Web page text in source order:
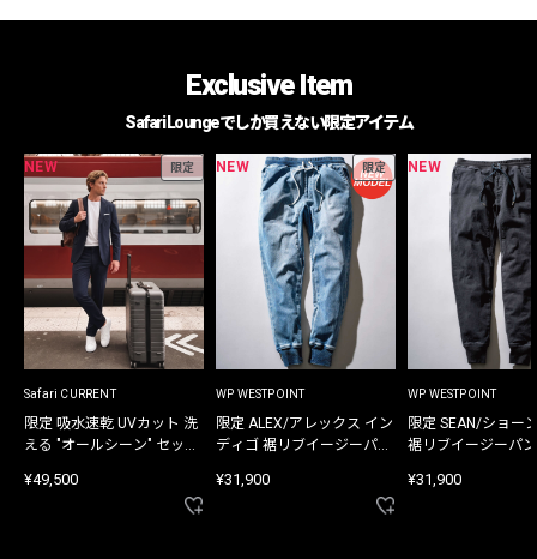
Exclusive Item
Safari Loungeでしか買えない限定アイテム
NEW 限定
Safari CURRENT
限定 吸水速乾 UVカット 洗
える "オールシーン" セット
¥49,500
NEW 限定
WP WESTPOINT
限定 ALEX/アレックス イン
ディゴ 裾リブイージーパン
¥31,900
NEW
WP WESTPOINT
限定 SEAN/ショー
裾リブイージーパ
¥31,900